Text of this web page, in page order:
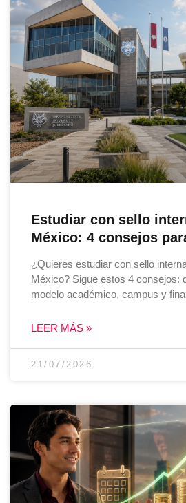
Estudiar con sello
México: 4 consejos
¿Quieres estudiar con sello
México? Sigue estos 4 consejos:
modelo académico, campus y
LEER MÁS »
21/07/2026